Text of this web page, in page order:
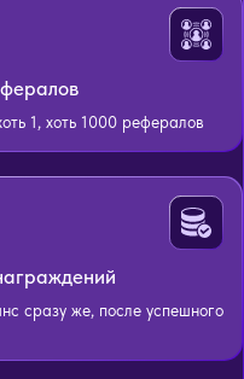
1, хоть 1000 рефералов
сразу же, после успешного